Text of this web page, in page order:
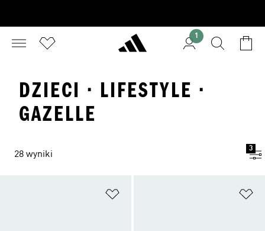
1
DZIECI · LIFESTYLE ·
GAZELLE
28 wyniki
3